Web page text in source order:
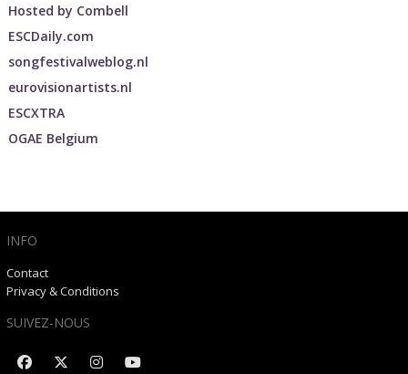
Hosted by Combell
ESCDaily.com
songfestivalweblog.nl
eurovisionartists.nl
ESCXTRA
OGAE Belgium
INFO
Contact
Privacy & Conditions
SUIVEZ-NOUS